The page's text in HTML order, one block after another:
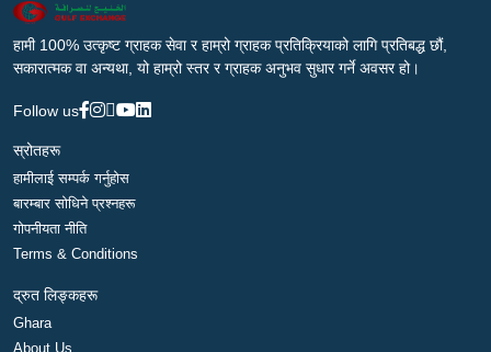
हामी 100% उत्कृष्ट ग्राहक सेवा र हाम्रो ग्राहक प्रतिक्रियाको लागि प्रतिबद्ध छौं,
सकारात्मक वा अन्यथा, यो हाम्रो स्तर र ग्राहक अनुभव सुधार गर्ने अवसर हो।
Follow us
स्रोतहरू
हामीलाई सम्पर्क गर्नुहोस
बारम्बार सोधिने प्रश्नहरू
गोपनीयता नीति
Terms & Conditions
द्रुत लिङ्कहरू
Ghara
About Us